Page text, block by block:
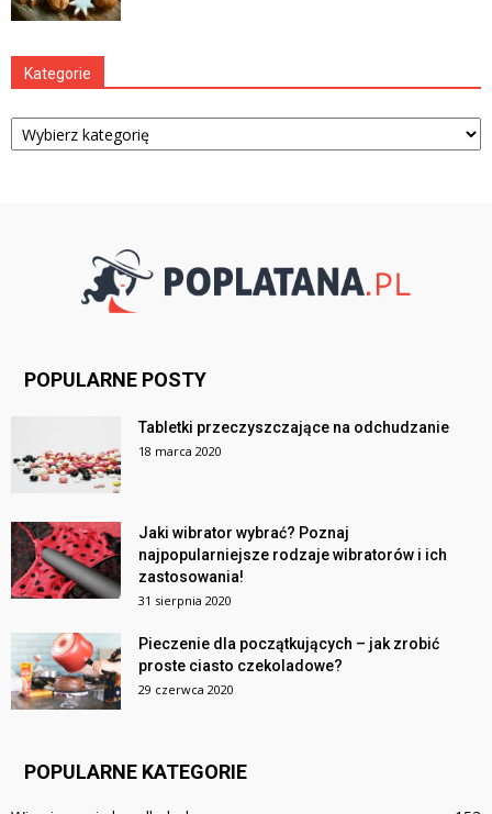
Kategorie
Kategorie
POPULARNE POSTY
Tabletki przeczyszczające na odchudzanie
18 marca 2020
Jaki wibrator wybrać? Poznaj
najpopularniejsze rodzaje wibratorów i ich
zastosowania!
31 sierpnia 2020
Pieczenie dla początkujących – jak zrobić
proste ciasto czekoladowe?
29 czerwca 2020
POPULARNE KATEGORIE